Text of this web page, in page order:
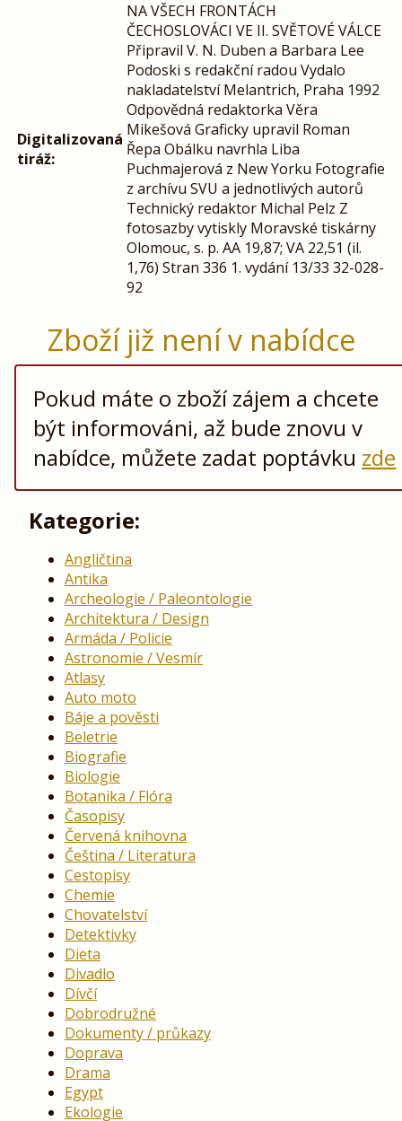
Digitalizovaná
tiráž:
NA VŠECH FRONTÁCH
ČECHOSLOVÁCI VE II. SVĚTOVÉ VÁLCE
Připravil V. N. Duben a Barbara Lee
Podoski s redakční radou Vydalo
nakladatelství Melantrich, Praha 1992
Odpovědná redaktorka Věra
Mikešová Graficky upravil Roman
Řepa Obálku navrhla Liba
Puchmajerová z New Yorku Fotografie
z archívu SVU a jednotlivých autorů
Technický redaktor Michal Pelz Z
fotosazby vytiskly Moravské tiskárny
Olomouc, s. p. AA 19,87; VA 22,51 (il.
1,76) Stran 336 1. vydání 13/33 32-028-
92
Zboží již není v nabídce
Pokud máte o zboží zájem a chcete
být informováni, až bude znovu v
nabídce, můžete zadat poptávku zde
Kategorie:
Angličtina
Antika
Archeologie / Paleontologie
Architektura / Design
Armáda / Policie
Astronomie / Vesmír
Atlasy
Auto moto
Báje a pověsti
Beletrie
Biografie
Biologie
Botanika / Flóra
Časopisy
Červená knihovna
Čeština / Literatura
Cestopisy
Chemie
Chovatelství
Detektivky
Dieta
Divadlo
Dívčí
Dobrodružné
Dokumenty / průkazy
Doprava
Drama
Egypt
Ekologie